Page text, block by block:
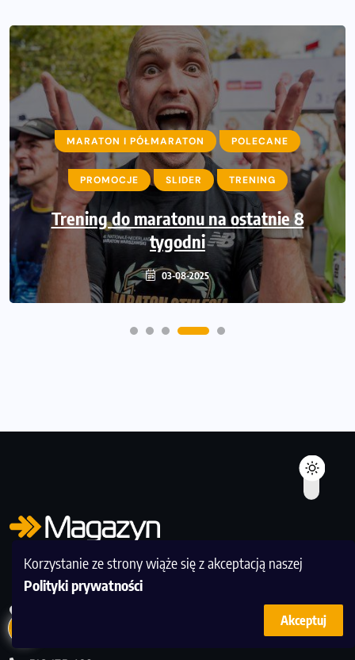
Korzystanie ze strony wiąże się z akceptacją naszej
Polityki prywatności
Akceptuj
MARATON I PÓŁMARATON POLECANE
PROMOCJE SLIDER TRENING
Trening do maratonu na ostatnie 8
tygodni
03-08-2025
Redakcja Magazyn Bieganie, ul. Murmańska 25, 04-204
Warszawa